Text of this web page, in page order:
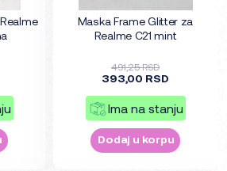
Maska Frame Glitter za
Realme C21 mint
491,25 RSD
393,00 RSD
Ima na stanju
Dodaj u korpu